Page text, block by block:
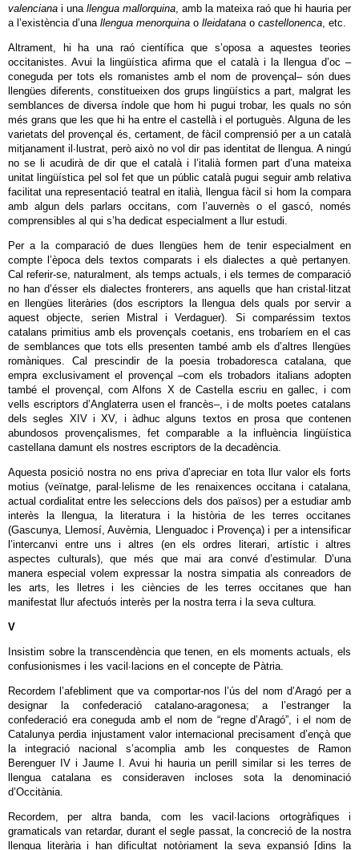
valenciana i una llengua mallorquina, amb la mateixa raó que hi hauria per
a l’existència d’una llengua menorquina o lleidatana o castellonenca, etc.
Altrament, hi ha una raó científica que s’oposa a aquestes teories
occitanistes. Avui la lingüística afirma que el català i la llengua d’oc –
coneguda per tots els romanistes amb el nom de provençal– són dues
llengües diferents, constitueixen dos grups lingüístics a part, malgrat les
semblances de diversa índole que hom hi pugui trobar, les quals no són
més grans que les que hi ha entre el castellà i el portuguès. Alguna de les
varietats del provençal és, certament, de fàcil comprensió per a un català
mitjanament il∙lustrat, però això no vol dir pas identitat de llengua. A ningú
no se li acudirà de dir que el català i l’italià formen part d’una mateixa
unitat lingüística pel sol fet que un públic català pugui seguir amb relativa
facilitat una representació teatral en italià, llengua fàcil si hom la compara
amb algun dels parlars occitans, com l’auvernès o el gascó, només
comprensibles al qui s’ha dedicat especialment a llur estudi.
Per a la comparació de dues llengües hem de tenir especialment en
compte l’època dels textos comparats i els dialectes a què pertanyen.
Cal referir‐se, naturalment, als temps actuals, i els termes de comparació
no han d’ésser els dialectes fronterers, ans aquells que han cristal∙litzat
en llengües literàries (dos escriptors la llengua dels quals por servir a
aquest objecte, serien Mistral i Verdaguer). Si comparéssim textos
catalans primitius amb els provençals coetanis, ens trobaríem en el cas
de semblances que tots ells presenten també amb els d’altres llengües
romàniques. Cal prescindir de la poesia trobadoresca catalana, que
empra exclusivament el provençal –com els trobadors italians adopten
també el provençal, com Alfons X de Castella escriu en gallec, i com
vells escriptors d’Anglaterra usen el francès–, i de molts poetes catalans
dels segles XIV i XV, i àdhuc alguns textos en prosa que contenen
abundosos provençalismes, fet comparable a la influència lingüística
castellana damunt els nostres escriptors de la decadència.
Aquesta posició nostra no ens priva d’apreciar en tota llur valor els forts
motius (veïnatge, paral∙lelisme de les renaixences occitana i catalana,
actual cordialitat entre les seleccions dels dos països) per a estudiar amb
interès la llengua, la literatura i la història de les terres occitanes
(Gascunya, Llemosí, Auvèrnia, Llenguadoc i Provença) i per a intensificar
l’intercanvi entre uns i altres (en els ordres literari, artístic i altres
aspectes culturals), que més que mai ara convé d’estimular. D’una
manera especial volem expressar la nostra simpatia als conreadors de
les arts, les lletres i les ciències de les terres occitanes que han
manifestat llur afectuós interès per la nostra terra i la seva cultura.
V
Insistim sobre la transcendència que tenen, en els moments actuals, els
confusionismes i les vacil∙lacions en el concepte de Pàtria.
Recordem l’afebliment que va comportar-nos l’ús del nom d’Aragó per a
designar la confederació catalano‐aragonesa; a l’estranger la
confederació era coneguda amb el nom de “regne d’Aragó”, i el nom de
Catalunya perdia injustament valor internacional precisament d’ençà que
la integració nacional s’acomplia amb les conquestes de Ramon
Berenguer IV i Jaume I. Avui hi hauria un perill similar si les terres de
llengua catalana es consideraven incloses sota la denominació
d’Occitània.
Recordem, per altra banda, com les vacil∙lacions ortogràfiques i
gramaticals van retardar, durant el segle passat, la concreció de la nostra
llengua literària i han dificultat notòriament la seva expansió [dins la